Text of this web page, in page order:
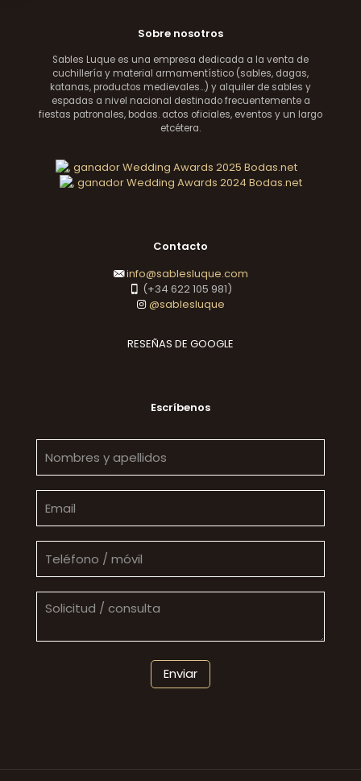
Sobre nosotros
Sables Luque es una empresa dedicada a la venta de
cuchillería y material armamentístico (sables, dagas,
katanas, productos medievales...) y alquiler de sables y
espadas a nivel nacional destinado frecuentemente a
fiestas patronales, bodas. actos oficiales, eventos y un largo
etcétera.
Contacto
info@sablesluque.com
(+34 622 105 981)
@sablesluque
RESEÑAS DE GOOGLE
Escríbenos